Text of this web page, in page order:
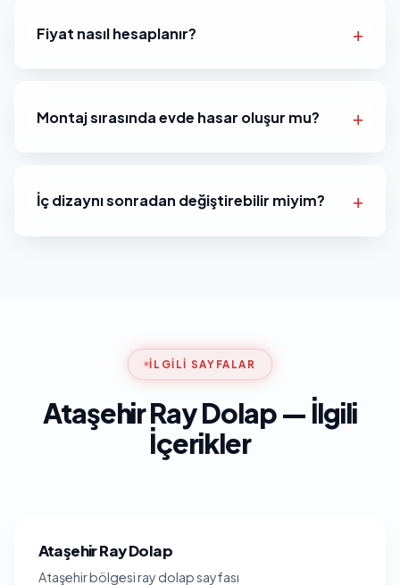
Fiyat nasıl hesaplanır?
Montaj sırasında evde hasar oluşur mu?
İç dizaynı sonradan değiştirebilir miyim?
İLGILI SAYFALAR
Ataşehir Ray Dolap — İlgili
İçerikler
Ataşehir Ray Dolap
Ataşehir bölgesi ray dolap sayfası